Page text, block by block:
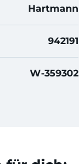
Hartmann
942191
W-359302